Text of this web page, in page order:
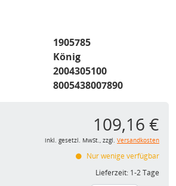
1905785
König
2004305100
8005438007890
109,16 €
inkl. gesetzl. MwSt., zzgl. Versandkosten
Nur wenige verfügbar
Lieferzeit: 1-2 Tage